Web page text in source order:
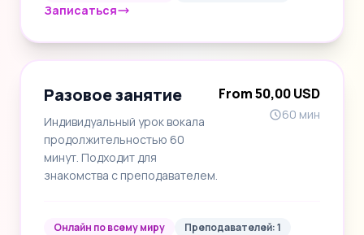
Записаться
Разовое занятие
Индивидуальный урок вокала
продолжительностью 60
минут. Подходит для
знакомства с преподавателем.
From 50,00 USD
60 мин
Онлайн по всему миру Преподавателей: 1